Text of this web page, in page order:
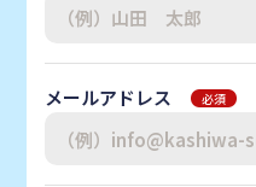
メールアドレス 必須